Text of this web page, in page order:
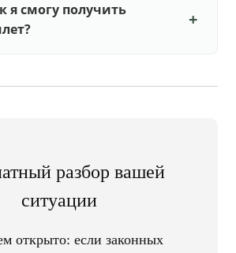
я смогу получить
разбор вашей
ситуации
открыто: если законных